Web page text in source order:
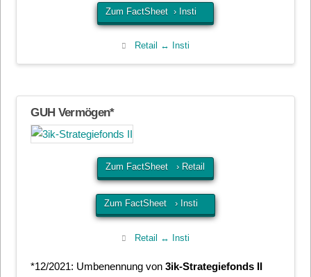
Zum FactSheet › Insti
Retail ↔ Insti
GUH Vermögen*
Zum FactSheet › Retail
Zum FactSheet › Insti
Retail ↔ Insti
*12/2021: Umbenennung von3ik-Strategiefonds II